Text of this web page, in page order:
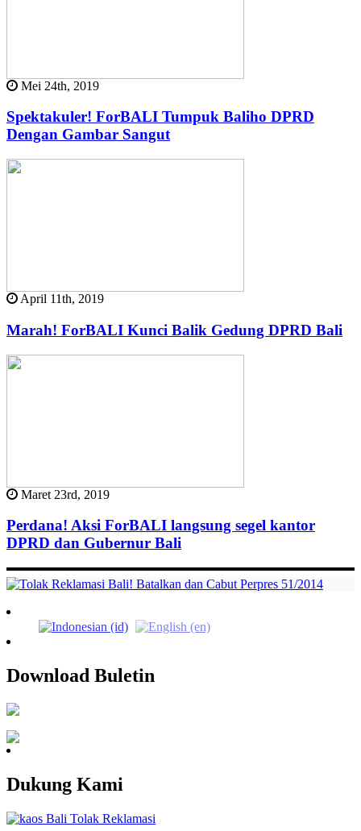
Mei 24th, 2019
Spektakuler! ForBALI Tumpuk Baliho DPRD
Dengan Gambar Sangut
April 11th, 2019
Marah! ForBALI Kunci Balik Gedung DPRD Bali
Maret 23rd, 2019
Perdana! Aksi ForBALI langsung segel kantor
DPRD dan Gubernur Bali
Download Buletin
Dukung Kami